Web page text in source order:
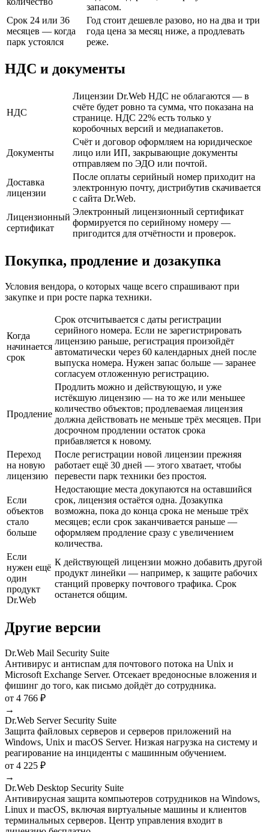
запасом.
Срок 24 или 36
месяцев — когда
парк устоялся
Год стоит дешевле разово, но на два и три
года цена за месяц ниже, а продлевать
реже.
НДС и документы
НДС
Лицензии Dr.Web НДС не облагаются — в
счёте будет ровно та сумма, что показана на
странице. НДС 22% есть только у
коробочных версий и медиапакетов.
Документы
Счёт и договор оформляем на юридическое
лицо или ИП, закрывающие документы
отправляем по ЭДО или почтой.
Доставка
лицензии
После оплаты серийный номер приходит на
электронную почту, дистрибутив скачивается
с сайта Dr.Web.
Лицензионный
сертификат
Электронный лицензионный сертификат
формируется по серийному номеру —
пригодится для отчётности и проверок.
Покупка, продление и дозакупка
Условия вендора, о которых чаще всего спрашивают при
закупке и при росте парка техники.
Когда
начинается
срок
Срок отсчитывается с даты регистрации
серийного номера. Если не зарегистрировать
лицензию раньше, регистрация произойдёт
автоматически через 60 календарных дней после
выпуска номера. Нужен запас больше — заранее
согласуем отложенную регистрацию.
Продление
Продлить можно и действующую, и уже
истёкшую лицензию — на то же или меньшее
количество объектов; продлеваемая лицензия
должна действовать не меньше трёх месяцев. При
досрочном продлении остаток срока
прибавляется к новому.
Переход
на новую
лицензию
После регистрации новой лицензии прежняя
работает ещё 30 дней — этого хватает, чтобы
перевести парк техники без простоя.
Если
объектов
стало
больше
Недостающие места докупаются на оставшийся
срок, лицензия остаётся одна. Дозакупка
возможна, пока до конца срока не меньше трёх
месяцев; если срок заканчивается раньше —
оформляем продление сразу с увеличением
количества.
Если
нужен ещё
один
продукт
Dr.Web
К действующей лицензии можно добавить другой
продукт линейки — например, к защите рабочих
станций проверку почтового трафика. Срок
останется общим.
Другие версии
Dr.Web Mail Security Suite
Антивирус и антиспам для почтового потока на Unix и
Microsoft Exchange Server. Отсекает вредоносные вложения и
фишинг до того, как письмо дойдёт до сотрудника.
от 4 766 ₽
→
Dr.Web Server Security Suite
Защита файловых серверов и серверов приложений на
Windows, Unix и macOS Server. Низкая нагрузка на систему и
реагирование на инциденты с машинным обучением.
от 4 225 ₽
→
Dr.Web Desktop Security Suite
Антивирусная защита компьютеров сотрудников на Windows,
Linux и macOS, включая виртуальные машины и клиентов
терминальных серверов. Центр управления входит в